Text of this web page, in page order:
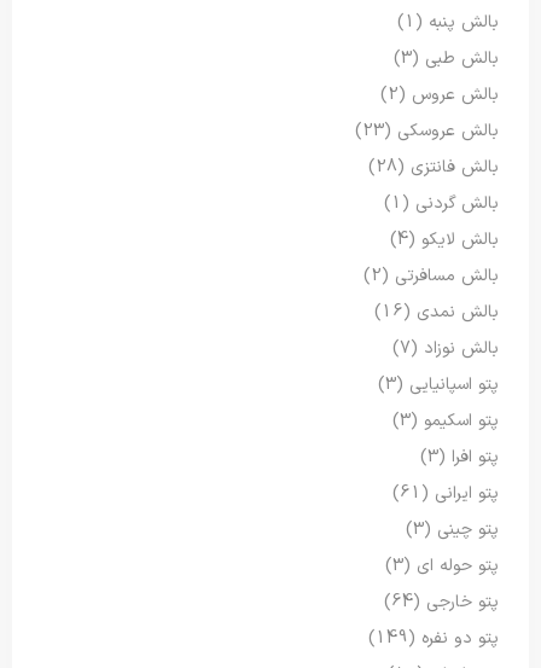
بالش پنبه (1)
بالش طبی (3)
بالش عروس (2)
بالش عروسکی (23)
بالش فانتزی (28)
بالش گردنی (1)
بالش لایکو (4)
بالش مسافرتی (2)
بالش نمدی (16)
بالش نوزاد (7)
پتو اسپانیایی (3)
پتو اسکیمو (3)
پتو افرا (3)
پتو ایرانی (61)
پتو چینی (3)
پتو حوله ای (3)
پتو خارجی (64)
پتو دو نفره (149)